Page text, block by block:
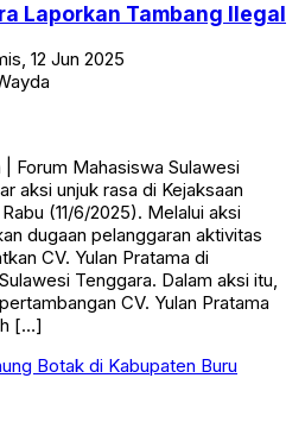
Laporkan Tambang Ilegal
12 Jun 2025
Forum Mahasiswa Sulawesi
aksi unjuk rasa di Kejaksaan
(11/6/2025). Melalui aksi
dugaan pelanggaran aktivitas
CV. Yulan Pratama di
Tenggara. Dalam aksi itu,
CV. Yulan Pratama
[…]